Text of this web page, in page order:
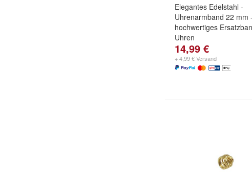
Elegantes Edelstahl -
Uhrenarmband 22 mm -
hochwertiges
Uhren
14,99 €
+ 4,99 € Versand